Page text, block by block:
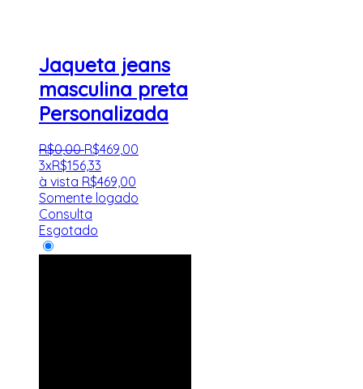
Jaqueta jeans
masculina preta
Personalizada
R$0,00 R$469,00
3xR$156,33
à vista R$469,00
Somente logado
Consulta
Esgotado